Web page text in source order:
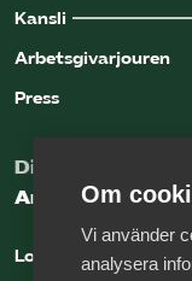
Kansli
Arbetsgivarjouren
Press
Digital
Logga in
Om
Vi använder
analysera